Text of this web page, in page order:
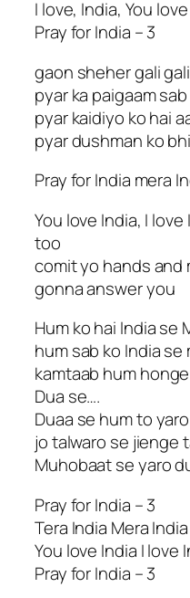
I love, India, You
Pray for India – 3
gaon sheher gali
pyar ka paigaam
pyar kaidiyo ko hai
pyar dushman ko
Pray for India mera
You love India, I
too
comit yo hands and
gonna answer you
Hum ko hai India se
hum sab ko India
kamtaab hum
Dua se….
Duaa se hum to
jo talwaro se jienge
Muhobaat se yaro
Pray for India – 3
Tera India Mera
You love India I love
Pray for India – 3